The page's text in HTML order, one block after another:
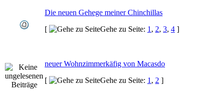
Die neuen Gehege meiner Chinchillas
[
Gehe zu Seite: 1 , 2, 3, 4 ]
neuer Wohnzimmerkäfig von Macasdo
[
Gehe zu Seite: 1 , 2 ]